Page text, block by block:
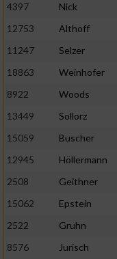
4397
Nick
12753
Althoff
11247
Selzer
18863
Weinhofer
8922
Woods
13449
Sollorz
15059
Buscher
12945
Höllermann
2508
Geithner
15062
Epstein
2522
Gruhn
8576
Jurisch